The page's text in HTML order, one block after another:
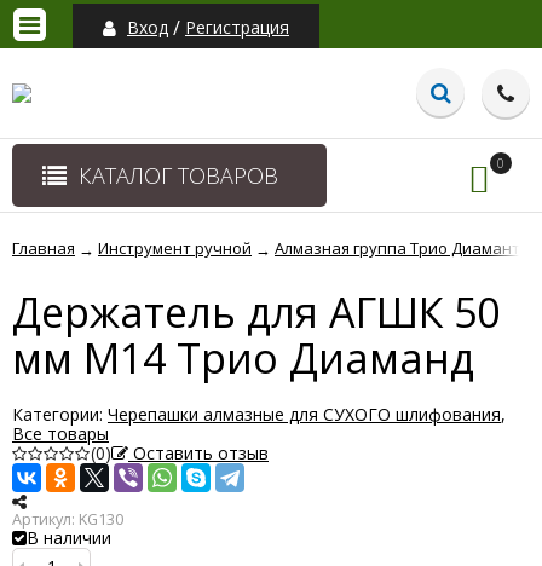
Вход / Регистрация
КАТАЛОГ ТОВАРОВ 0
Главная → Инструмент ручной → Алмазная группа Трио Диамант
Держатель для АГШК 50
мм М14 Трио Диаманд
Категории: Черепашки алмазные для СУХОГО шлифования,
Все товары
(0)
Оставить отзыв
Артикул: KG130
В наличии